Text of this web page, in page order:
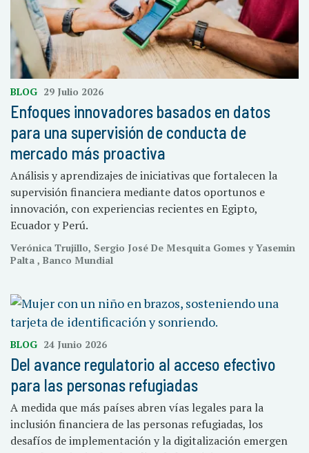
BLOG 29 Julio 2026
Enfoques innovadores basados en datos
para una supervisión de conducta de
mercado más proactiva
Análisis y aprendizajes de iniciativas que fortalecen la
supervisión financiera mediante datos oportunos e
innovación, con experiencias recientes en Egipto,
Ecuador y Perú.
Verónica Trujillo, Sergio José De Mesquita Gomes y Yasemin
Palta , Banco Mundial
BLOG 24 Junio 2026
Del avance regulatorio al acceso efectivo
para las personas refugiadas
A medida que más países abren vías legales para la
inclusión financiera de las personas refugiadas, los
desafíos de implementación y la digitalización emergen